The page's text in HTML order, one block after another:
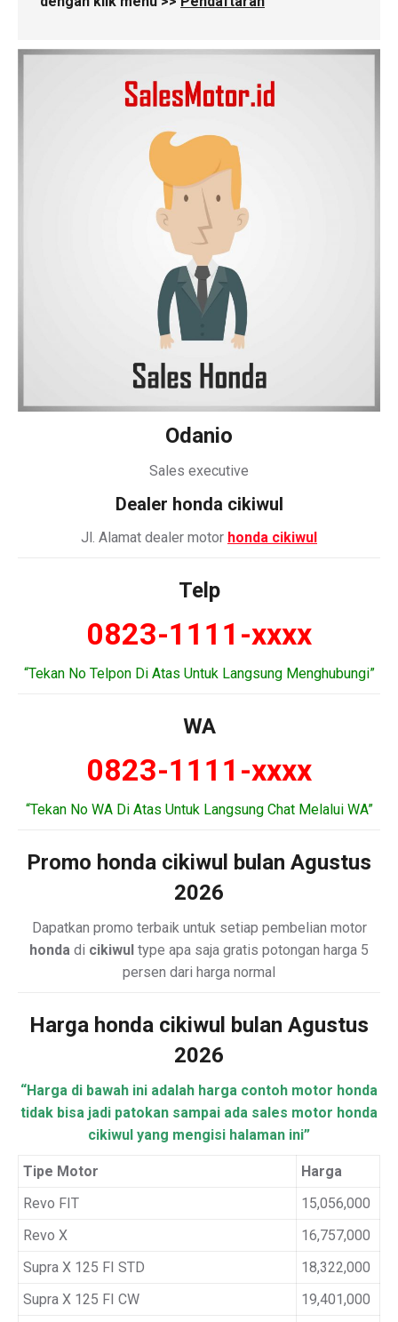
Odanio
Sales executive
Dealer honda cikiwul
Jl. Alamat dealer motor honda cikiwul
Telp
0823-1111-xxxx
“Tekan No Telpon Di Atas Untuk Langsung Menghubungi”
WA
0823-1111-xxxx
“Tekan No WA Di Atas Untuk Langsung Chat Melalui WA”
Promo honda cikiwul bulan Agustus
2026
Dapatkan promo terbaik untuk setiap pembelian motor
honda di cikiwul type apa saja gratis potongan harga 5
persen dari harga normal
Harga honda cikiwul bulan Agustus
2026
“Harga di bawah ini adalah harga contoh motor honda
tidak bisa jadi patokan sampai ada sales motor honda
cikiwul yang mengisi halaman ini”
Tipe Motor
Harga
Revo FIT
15,056,000
Revo X
16,757,000
Supra X 125 FI STD
18,322,000
Supra X 125 FI CW
19,401,000